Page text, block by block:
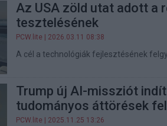
Az USA zöld utat adott a
tesztelésének
PCW.lite | 2026.03.11 08:38
A cél a technológiák fejlesztésének
Trump új AI-missziót
tudományos áttörések
PCW.lite | 2025.11.25 13:26